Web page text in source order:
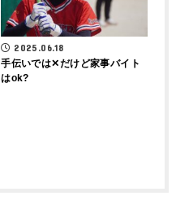
2025.06.18
手伝いでは‪✕‬だけど家事バイト
はok?